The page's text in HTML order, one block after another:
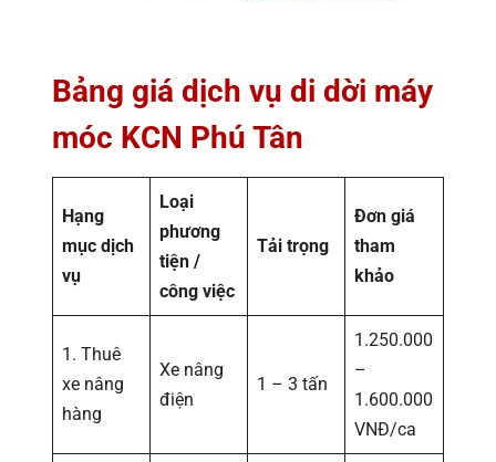
Bảng giá dịch vụ di dời máy
móc KCN Phú Tân
Hạng
mục dịch
vụ
Loại
phương
tiện /
công việc
Tải trọng
Đơn giá
tham
khảo
1. Thuê
xe nâng
hàng
Xe nâng
điện
1 – 3 tấn
1.250.000
–
1.600.000
VNĐ/ca